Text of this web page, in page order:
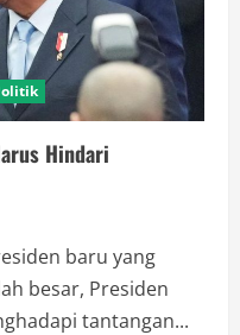
Hindari
baru yang
besar, Presiden
tantangan...